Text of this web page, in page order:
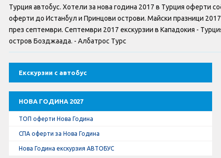
Септемврийски Празници
Автобусни Екскурзии
Албатрос Турс
Документи
Лични данни
Общи условия
Екскурзии с автобус
НОВА ГОДИНА 2027
ТОП оферти Нова Година
СПА оферти за Нова Година
Нова Година екскурзия АВТОБУС
Турция автобус. Хотели за нова година 2017 в Турция оферти
оферти до Истанбул и Принцови острови. Майски празници
през септември. Септември 2017 екскурзии в Кападокия -
остров Бозджаада. - Албатрос Турс